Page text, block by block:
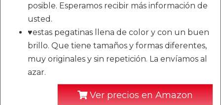
posible. Esperamos recibir más información de
usted.
♥estas pegatinas llena de color y con un buen
brillo. Que tiene tamaños y formas diferentes,
muy originales y sin repetición. La envíamos al
azar.
Ver precios en Amazon